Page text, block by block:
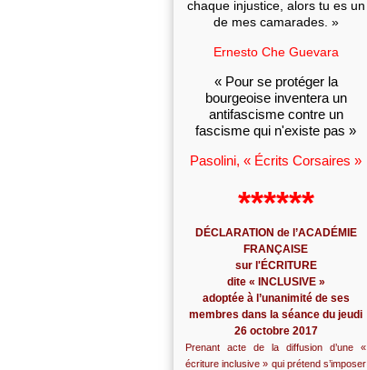
chaque injustice, alors tu es un
de mes camarades. »
Ernesto Che Guevara
« Pour se protéger la
bourgeoise inventera un
antifascisme contre un
fascisme qui n'existe pas »
Pasolini, « Écrits Corsaires »
******
DÉCLARATION de l’ACADÉMIE
FRANÇAISE
sur l'ÉCRITURE
dite « INCLUSIVE »
adoptée à l’unanimité de ses
membres dans la séance du jeudi
26 octobre 2017
Prenant acte de la diffusion d’une «
écriture inclusive » qui prétend s’imposer